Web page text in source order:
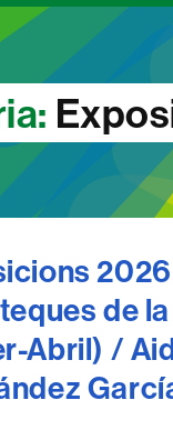
de la
Abril) /